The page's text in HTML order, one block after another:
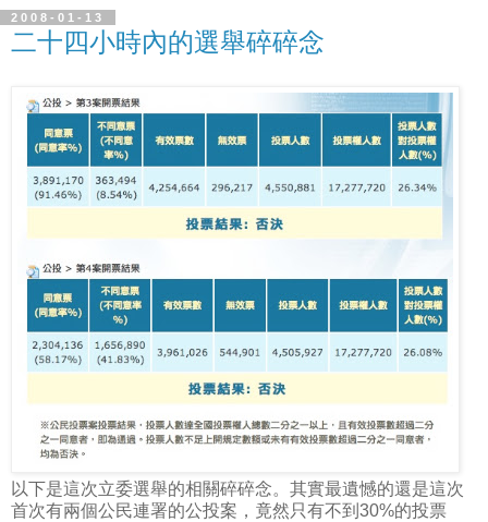
2008-01-13
二十四小時內的選舉碎碎念
以下是這次立委選舉的相關碎碎念。其實最遺憾的還是這次
首次有兩個公民連署的公投案，竟然只有不到30%的投票